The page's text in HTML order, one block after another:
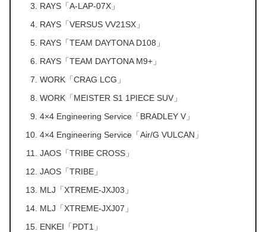
RAYS「A-LAP-07X」
RAYS「VERSUS VV21SX」
RAYS「TEAM DAYTONA D108」
RAYS「TEAM DAYTONA M9+」
WORK「CRAG LCG」
WORK「MEISTER S1 1PIECE SUV」
4×4 Engineering Service「BRADLEY V」
4×4 Engineering Service「Air/G VULCAN」
JAOS「TRIBE CROSS」
JAOS「TRIBE」
MLJ「XTREME-JXJ03」
MLJ「XTREME-JXJ07」
ENKEI「PDT1」